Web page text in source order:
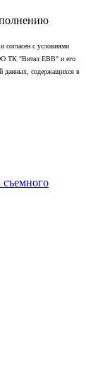
с условиями
ТК "Витал ЕВВ" и его
данных, содержащихся в